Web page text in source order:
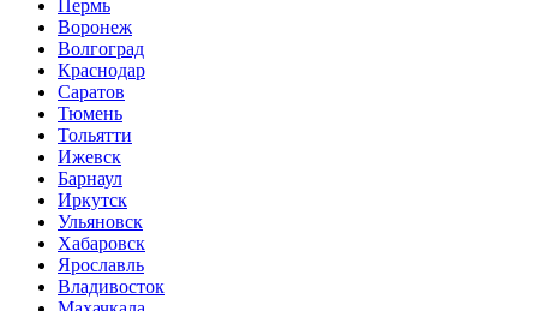
Пермь
Воронеж
Волгоград
Краснодар
Саратов
Тюмень
Тольятти
Ижевск
Барнаул
Иркутск
Ульяновск
Хабаровск
Ярославль
Владивосток